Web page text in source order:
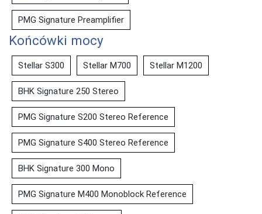
PMG Signature Preamplifier
Końcówki mocy
Stellar S300 Stellar M700 Stellar M1200
BHK Signature 250 Stereo
PMG Signature S200 Stereo Reference
PMG Signature S400 Stereo Reference
BHK Signature 300 Mono
PMG Signature M400 Monoblock Reference